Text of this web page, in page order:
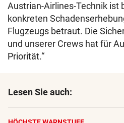
Austrian-Airlines-Technik ist
konkreten
Flugzeugs betraut. Die
und unserer Crews hat für
Priorität.“
Lesen Sie auch: